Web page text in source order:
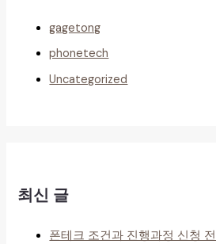
gagetong
phonetech
Uncategorized
최신 글
폰테크 조건과 진행과정 신청